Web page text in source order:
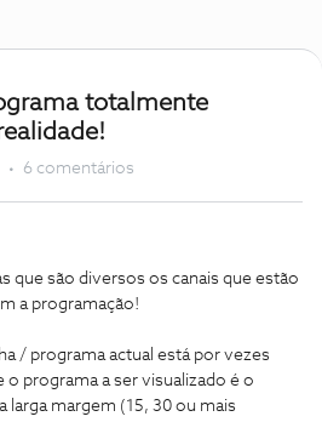
totalmente
6 comentários
que são diversos os canais que estão
a programação!
/ programa actual está por vezes
o programa a ser visualizado é o
margem (15, 30 ou mais